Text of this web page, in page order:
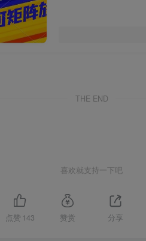
THE END
喜欢就支持一下吧
点赞 143 赞赏 分享